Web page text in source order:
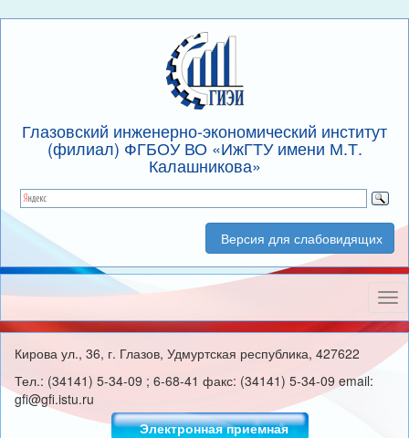
Глазовский инженерно-экономический институт
(филиал) ФГБОУ ВО «ИжГТУ имени М.Т.
Калашникова»
Версия для слабовидящих
Кирова ул., 36, г. Глазов, Удмуртская республика, 427622
Тел.: (34141) 5-34-09 ; 6-68-41 факс: (34141) 5-34-09 email:
gfi@gfi.istu.ru
Электронная приемная